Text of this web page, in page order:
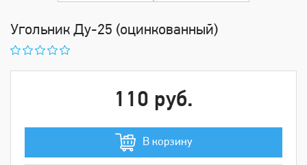
Угольник Ду-25 (оцинкованный)
110 руб.
В корзину